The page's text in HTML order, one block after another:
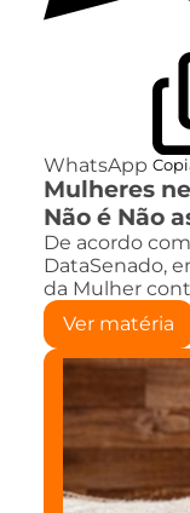
WhatsApp
Mulheres
Não é Não
De acordo
DataSenado,
da Mulher
Ver matéria